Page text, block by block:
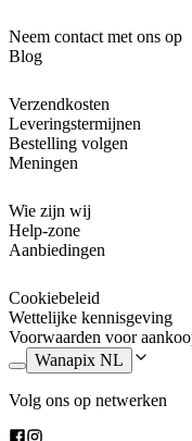
Neem contact met ons op
Blog
Verzendkosten
Leveringstermijnen
Bestelling volgen
Meningen
Wie zijn wij
Help-zone
Aanbiedingen
Cookiebeleid
Wettelijke kennisgeving
Voorwaarden voor
Wanapix NL
Volg ons op netwerken